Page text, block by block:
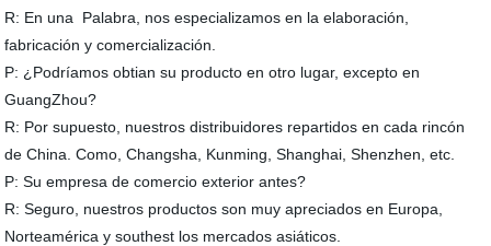
R: En una Palabra, nos especializamos en la elaboración,
fabricación y comercialización.
P: ¿Podríamos obtian su producto en otro lugar, excepto en
GuangZhou?
R: Por supuesto, nuestros distribuidores repartidos en cada rincón
de China. Como, Changsha, Kunming, Shanghai, Shenzhen, etc.
P: Su empresa de comercio exterior antes?
R: Seguro, nuestros productos son muy apreciados en Europa,
Norteamérica y southest los mercados asiáticos.